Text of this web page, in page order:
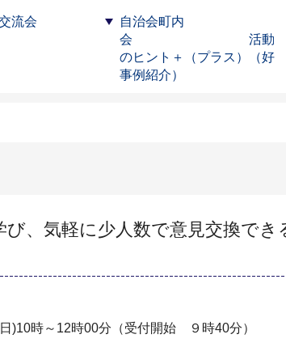
流会
自治会町内
会 活動
のヒント＋（プラス）（好
事例紹介）
、気軽に少人数で意見交換でき
)10時～12時00分（受付開始 ９時40分）